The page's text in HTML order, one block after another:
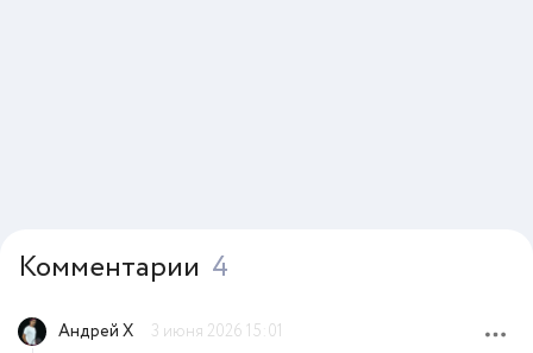
Комментарии 4
Андрей Х 3 июня 2026 15:01